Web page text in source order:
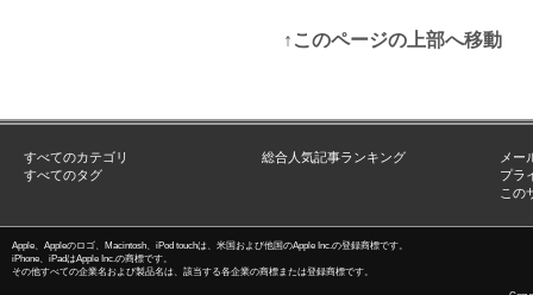
↑このページの上部へ移動
すべてのカテゴリ
すべてのタグ
総合人気記事ランキング
メー
プラ
この
Apple、Appleのロゴ、Macintosh、iPod touchは、米国および他国のApple Inc.の登録商標です。
iPhone、iPadはApple Inc.の商標です。
その他すべての企業名および製品名は、該当する各企業の商標または登録商標です。